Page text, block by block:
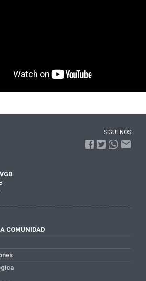
SIGUENOS
COMUNIDAD